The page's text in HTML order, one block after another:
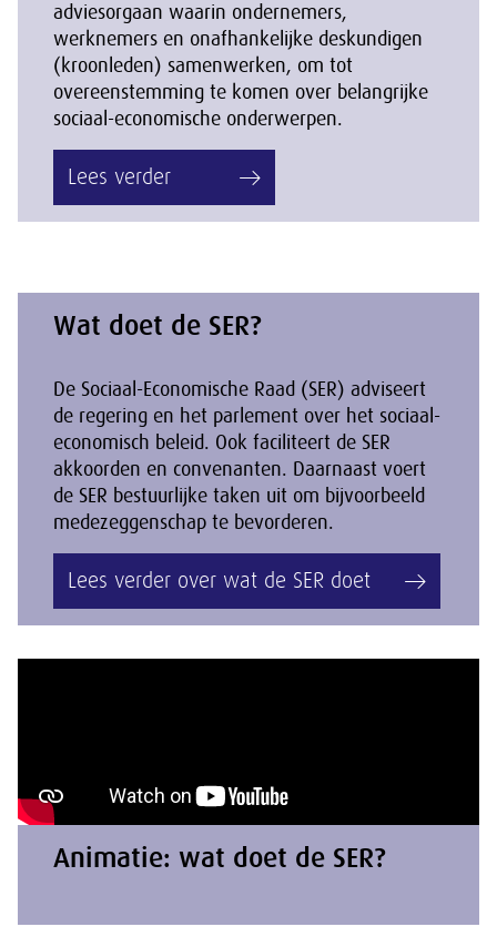
adviesorgaan waarin ondernemers,
werknemers en onafhankelijke deskundigen
(kroonleden) samenwerken, om tot
overeenstemming te komen over belangrijke
sociaal-economische onderwerpen.
Lees verder
Wat doet de SER?
De Sociaal-Economische Raad (SER) adviseert
de regering en het parlement over het sociaal-
economisch beleid. Ook faciliteert de SER
akkoorden en convenanten. Daarnaast voert
de SER bestuurlijke taken uit om bijvoorbeeld
medezeggenschap te bevorderen.
Lees verder over wat de SER doet
Animatie: wat doet de SER?